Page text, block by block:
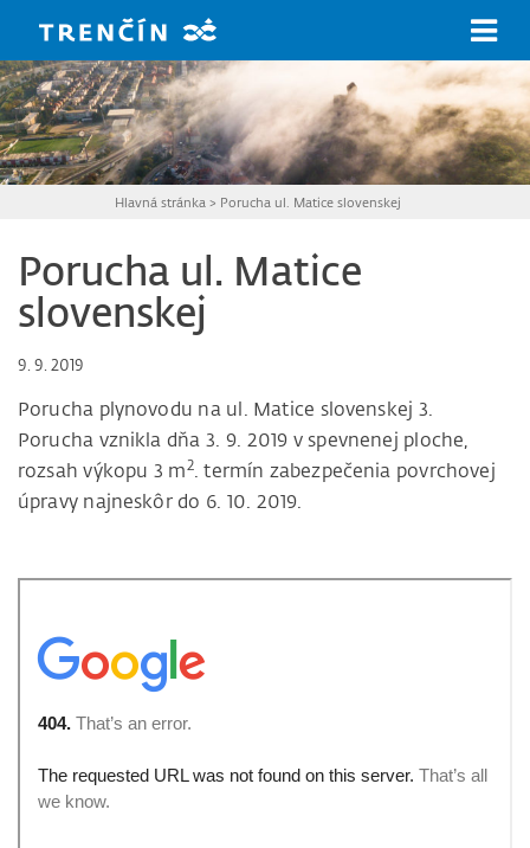
Hlavná stránka > Porucha ul. Matice slovenskej
Porucha ul. Matice
slovenskej
9. 9. 2019
Porucha plynovodu na ul. Matice slovenskej 3.
Porucha vznikla dňa 3. 9. 2019 v spevnenej ploche,
rozsah výkopu 3 m2. termín zabezpečenia povrchovej
úpravy najneskôr do 6. 10. 2019.